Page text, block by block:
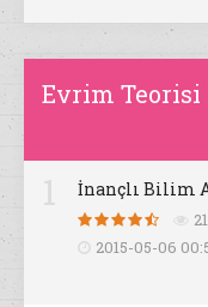
Evrim Teorisi
İnançlı Bilim
2015-05-06